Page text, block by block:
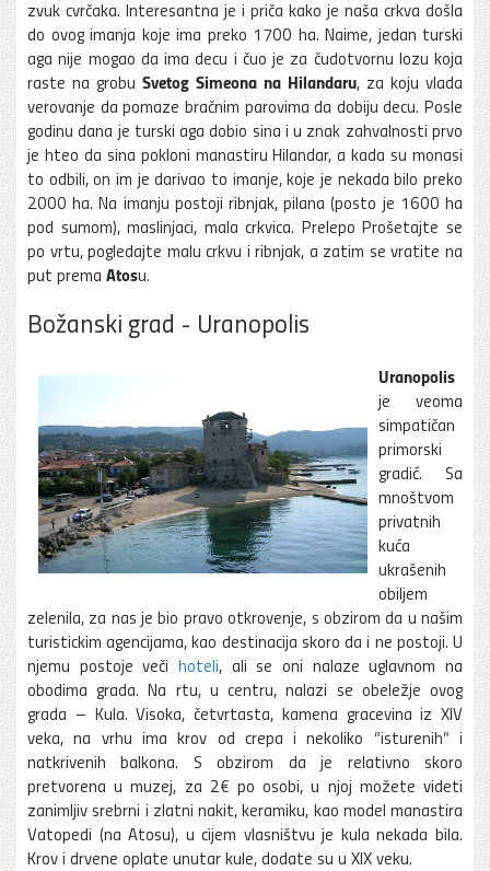
zvuk cvrčaka. Interesantna je i priča kako je naša crkva došla
do ovog imanja koje ima preko 1700 ha. Naime, jedan turski
aga nije mogao da ima decu i čuo je za čudotvornu lozu koja
raste na grobu Svetog Simeona na Hilandaru, za koju vlada
verovanje da pomaze bračnim parovima da dobiju decu. Posle
godinu dana je turski aga dobio sina i u znak zahvalnosti prvo
je hteo da sina pokloni manastiru Hilandar, a kada su monasi
to odbili, on im je darivao to imanje, koje je nekada bilo preko
2000 ha. Na imanju postoji ribnjak, pilana (posto je 1600 ha
pod sumom), maslinjaci, mala crkvica. Prelepo Prošetajte se
po vrtu, pogledajte malu crkvu i ribnjak, a zatim se vratite na
put prema Atosu.
Božanski grad - Uranopolis
Uranopolis
je veoma
simpatičan
primorski
gradić. Sa
mnoštvom
privatnih
kuća
ukrašenih
obiljem
zelenila, za nas je bio pravo otkrovenje, s obzirom da u našim
turistickim agencijama, kao destinacija skoro da i ne postoji. U
njemu postoje veči hoteli, ali se oni nalaze uglavnom na
obodima grada. Na rtu, u centru, nalazi se obeležje ovog
grada – Kula. Visoka, četvrtasta, kamena gracevina iz XIV
veka, na vrhu ima krov od crepa i nekoliko “isturenih” i
natkrivenih balkona. S obzirom da je relativno skoro
pretvorena u muzej, za 2€ po osobi, u njoj možete videti
zanimljiv srebrni i zlatni nakit, keramiku, kao model manastira
Vatopedi (na Atosu), u cijem vlasništvu je kula nekada bila.
Krov i drvene oplate unutar kule, dodate su u XIX veku.